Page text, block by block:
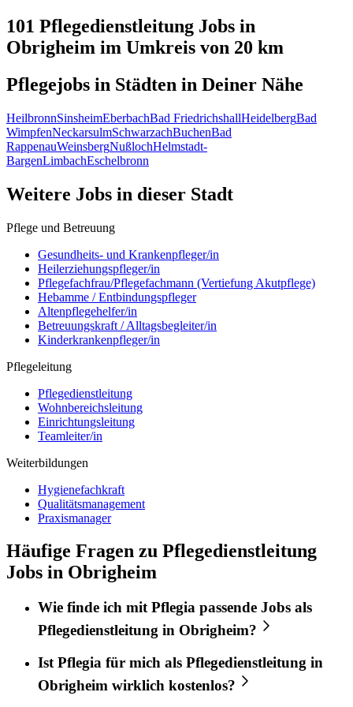
101 Pflegedienstleitung Jobs in
Obrigheim im Umkreis von 20 km
Pflegejobs in Städten in Deiner Nähe
HeilbronnSinsheimEberbachBad FriedrichshallHeidelbergBad
WimpfenNeckarsulmSchwarzachBuchenBad
RappenauWeinsbergNußlochHelmstadt-
BargenLimbachEschelbronn
Weitere Jobs in dieser Stadt
Pflege und Betreuung
Gesundheits- und Krankenpfleger/in
Heilerziehungspfleger/in
Pflegefachfrau/Pflegefachmann (Vertiefung Akutpflege)
Hebamme / Entbindungspfleger
Altenpflegehelfer/in
Betreuungskraft / Alltagsbegleiter/in
Kinderkrankenpfleger/in
Pflegeleitung
Pflegedienstleitung
Wohnbereichsleitung
Einrichtungsleitung
Teamleiter/in
Weiterbildungen
Hygienefachkraft
Qualitätsmanagement
Praxismanager
Häufige Fragen zu Pflegedienstleitung
Jobs in Obrigheim
Wie finde ich mitPflegia passende Jobs als
Pflegedienstleitung in Obrigheim?
Ist Pflegia für mich als Pflegedienstleitung in
Obrigheim wirklich kostenlos?